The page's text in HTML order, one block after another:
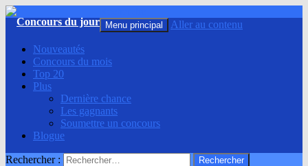
Menu principal Aller au contenu
Nouveautés
Concours du mois
Top 20
Plus
Dernière chance
Les gagnants
Soumettre un concours
Blogue
Rechercher :